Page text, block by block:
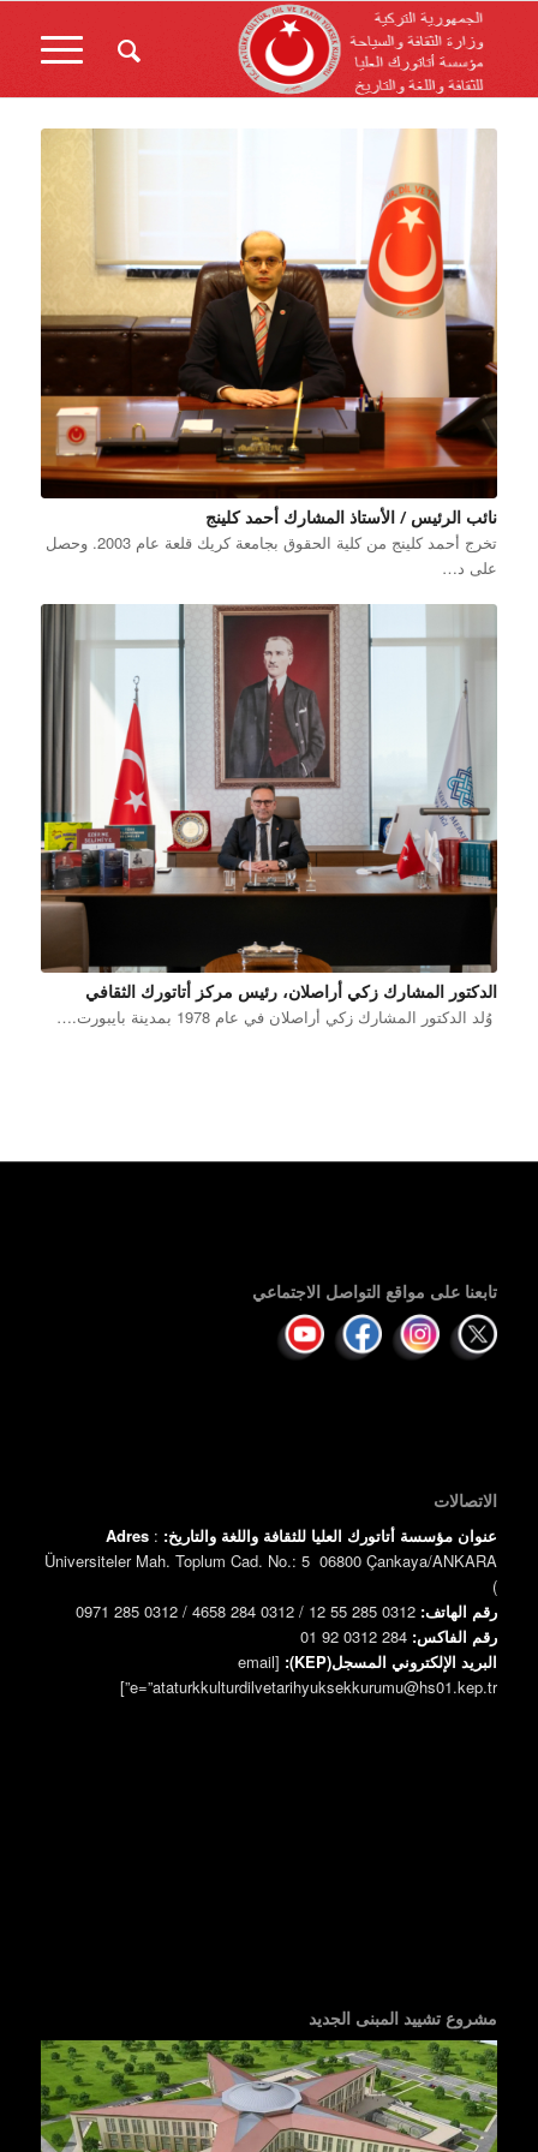
نائب الرئيس / الأستاذ المشارك أحمد كلينج
تخرج أحمد كلينج من كلية الحقوق بجامعة كريك قلعة عام 2003. وحصل
على د…
الدكتور المشارك زكي أراصلان، رئيس مركز أتاتورك الثقافي
وُلد الدكتور المشارك زكي أراصلان في عام 1978 بمدينة بايبورت.…
تابعنا على مواقع التواصل الاجتماعي
الاتصالات
عنوان مؤسسة أتاتورك العليا للثقافة واللغة والتاريخ:
Adres :
Üniversiteler Mah. Toplum Cad. No.: 5 06800 Çankaya/ANKARA
)
رقم الهاتف:
رقم الفاكس:
البريد الإلكتروني المسجل(KEP):
[email
e=”ataturkkulturdilvetarihyuksekkurumu@hs01.kep.tr”]
مشروع تشييد المبنى الجديد